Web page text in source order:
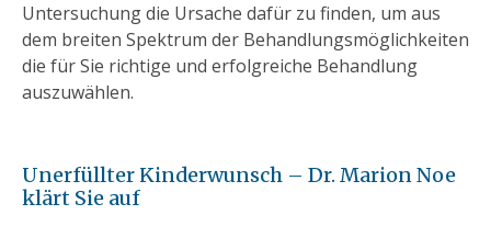
Untersuchung die Ursache dafür zu finden, um aus
dem breiten Spektrum der Behandlungsmöglichkeiten
die für Sie richtige und erfolgreiche Behandlung
auszuwählen.
Unerfüllter Kinderwunsch – Dr. Marion Noe
klärt Sie auf